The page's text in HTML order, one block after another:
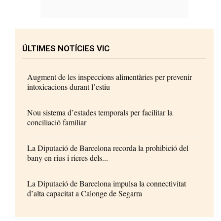
ÚLTIMES NOTÍCIES VIC
Augment de les inspeccions alimentàries per prevenir
intoxicacions durant l’estiu
Nou sistema d’estades temporals per facilitar la
conciliació familiar
La Diputació de Barcelona recorda la prohibició del
bany en rius i rieres dels...
La Diputació de Barcelona impulsa la connectivitat
d’alta capacitat a Calonge de Segarra